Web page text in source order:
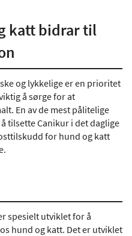
katt bidrar til
og lykkelige er en prioritet
å sørge for at
En av de mest pålitelige
tilsette Canikur i det daglige
for hund og katt
spesielt utviklet for å
hund og katt. Det er utviklet